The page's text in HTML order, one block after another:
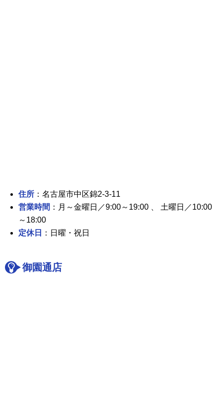
住所 ：名古屋市中区錦2-3-11
営業時間 ：月～金曜日／9:00～19:00 、 土曜日／10:00
～18:00
定休日
：日曜・祝日
御園通店